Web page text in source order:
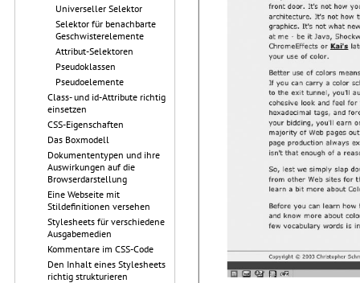
Universeller Selektor
Selektor für benachbarte
Geschwisterelemente
Attribut-Selektoren
Pseudoklassen
Pseudoelemente
Class- und id-Attribute richtig
einsetzen
CSS-Eigenschaften
Das Boxmodell
Dokumententypen und ihre
Auswirkungen auf die
Browserdarstellung
Eine Webseite mit
Stildefinitionen versehen
Stylesheets für verschiedene
Ausgabemedien
Kommentare im CSS-Code
Den Inhalt eines Stylesheets
richtig strukturieren